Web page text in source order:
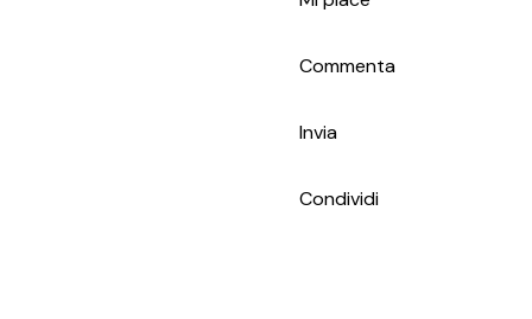
Commenta
Invia
Condividi